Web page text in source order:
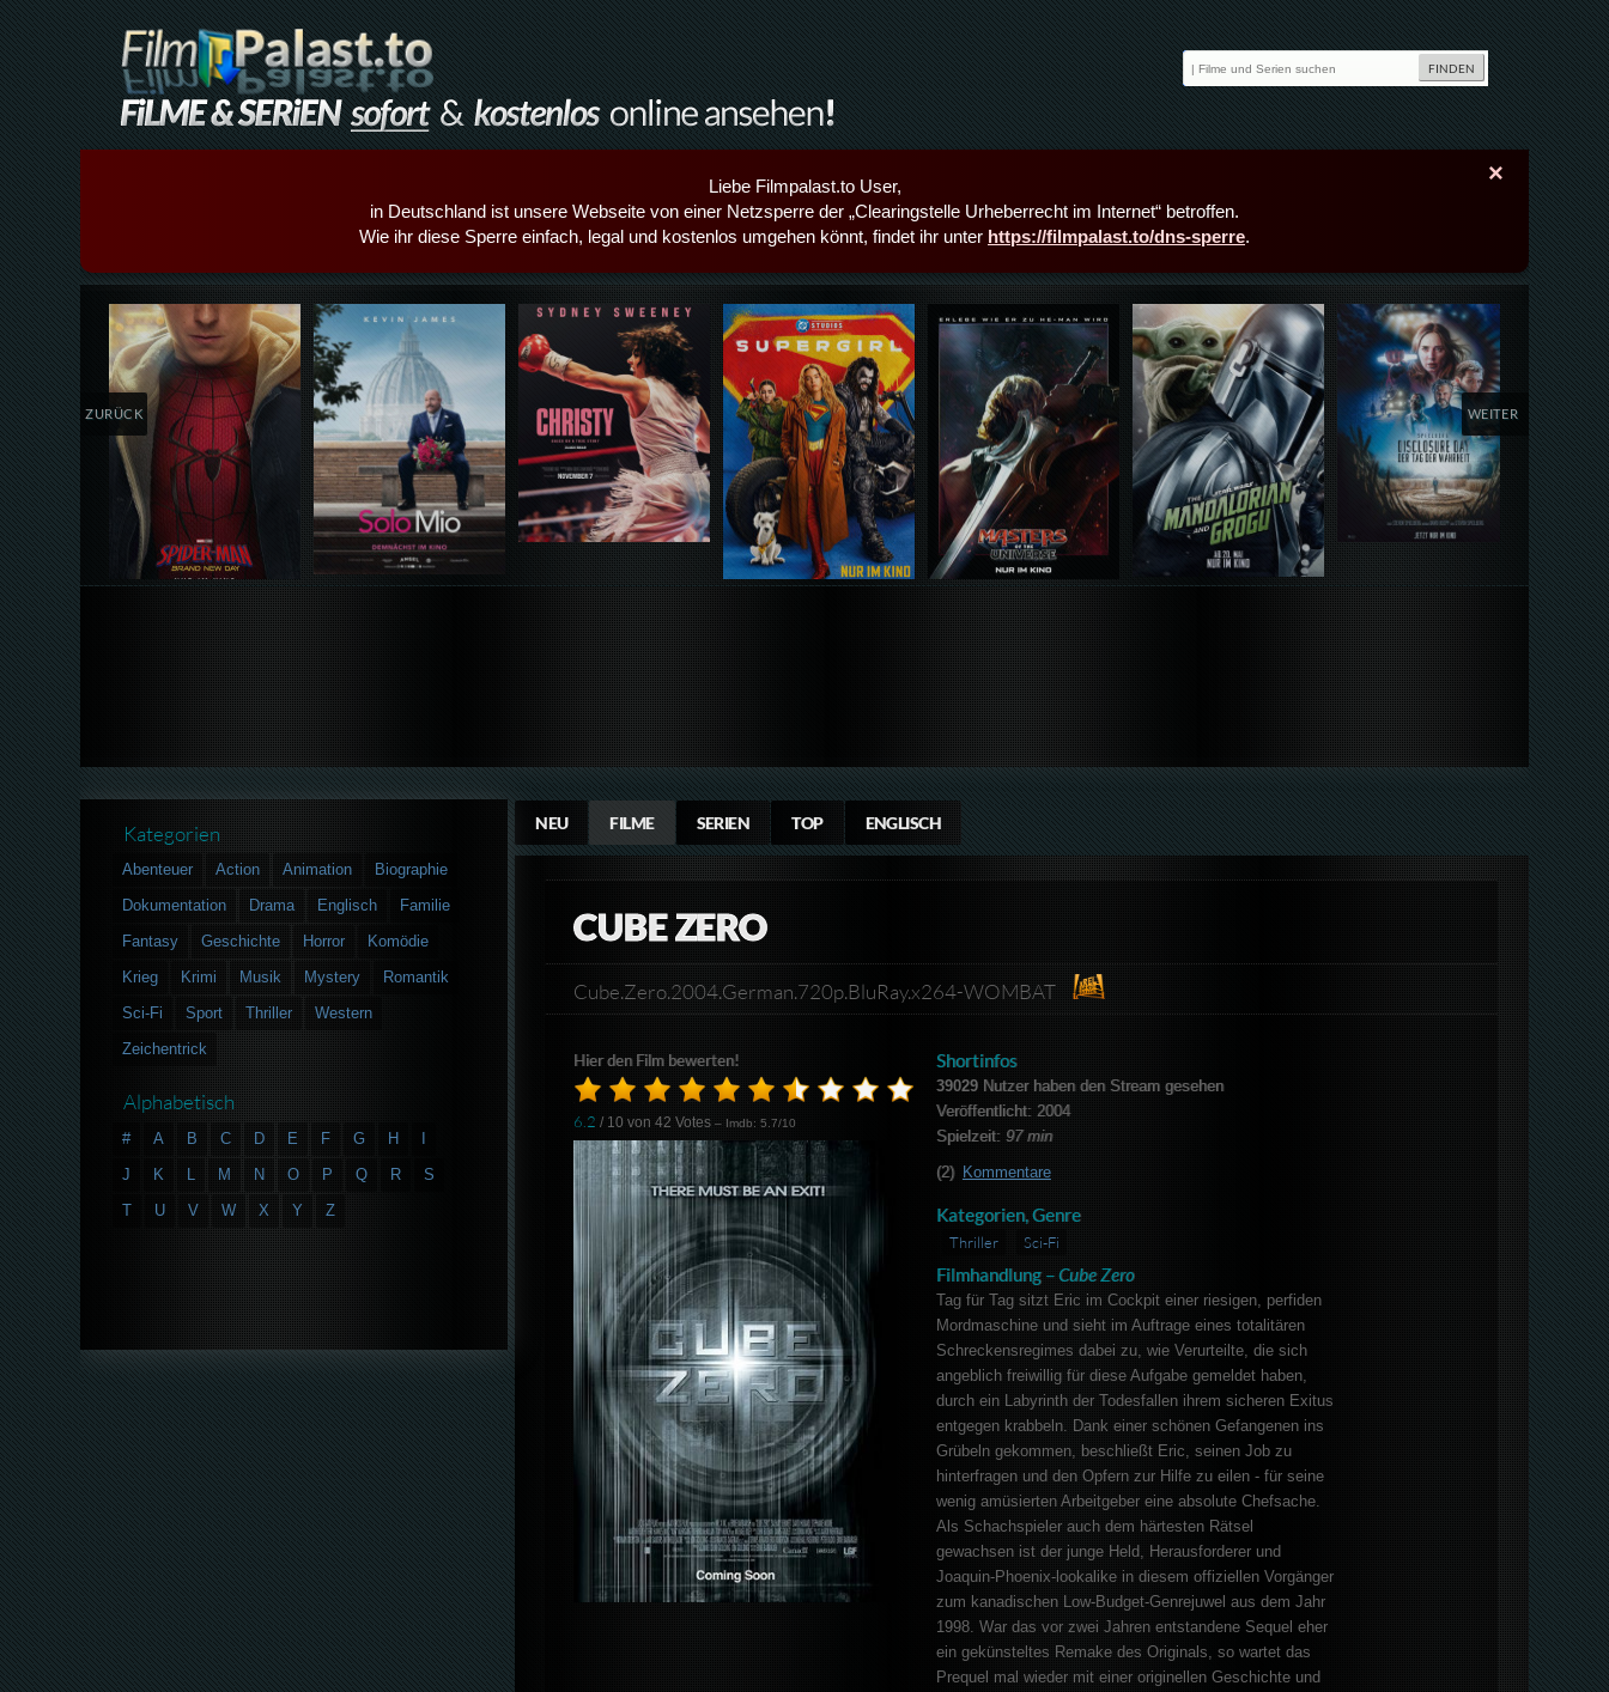
×
Liebe Filmpalast.to User,
in Deutschland ist unsere Webseite von einer Netzsperre der „Clearingstelle Urheberrecht im Internet“ betroffen.
Wie ihr diese Sperre einfach, legal und kostenlos umgehen könnt, findet ihr unter https://filmpalast.to/dns-sperre.
Details,Play Details,Play Details,Play Details,Play Details,Play Details,Play Details,Play
ZURÜCK WEITER
NEU FILME SERIEN TOP ENGLISCH
CUBE ZERO
Cube.Zero.2004.German.720p.BluRay.x264-WOMBAT
Hier den Film bewerten!
6.2 / 10 von42 Votes – Imdb: 5.7/10
Shortinfos
39029Nutzer haben den Stream gesehen
Veröffentlicht: 2004
Spielzeit: 97 min
(2) Kommentare
Kategorien, Genre
Thriller Sci-Fi
Filmhandlung –Cube Zero
Tag für Tag sitzt Eric im Cockpit einer riesigen, perfiden
Mordmaschine und sieht im Auftrage eines totalitären
Schreckensregimes dabei zu, wie Verurteilte, die sich
angeblich freiwillig für diese Aufgabe gemeldet haben,
durch ein Labyrinth der Todesfallen ihrem sicheren Exitus
entgegen krabbeln. Dank einer schönen Gefangenen ins
Grübeln gekommen, beschließt Eric, seinen Job zu
hinterfragen und den Opfern zur Hilfe zu eilen - für seine
wenig amüsierten Arbeitgeber eine absolute Chefsache.
Als Schachspieler auch dem härtesten Rätsel
gewachsen ist der junge Held, Herausforderer und
Joaquin-Phoenix-lookalike in diesem offiziellen Vorgänger
zum kanadischen Low-Budget-Genrejuwel aus dem Jahr
1998. War das vor zwei Jahren entstandene Sequel eher
ein gekünsteltes Remake des Originals, so wartet das
Prequel mal wieder mit einer originellen Geschichte und
Kategorien
Abenteuer Action Animation
Biographie
Dokumentation
Drama Englisch
Familie
Fantasy
Geschichte Horror
Komödie
Krieg
Krimi Musik Mystery
Romantik
Sci-Fi
Sport Thriller
Western
Zeichentrick
Alphabetisch
# A B C D E F G H
J
K L M N O P Q R
S
T
U V W X Y Z